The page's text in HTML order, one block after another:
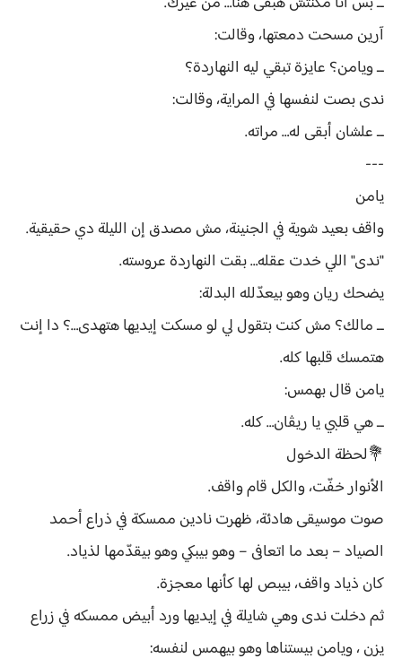
آرين مسحت دمعتها، وقالت:
ــ ويامن؟ عايزة تبقي ليه النهاردة؟
ندى بصت لنفسها في المراية، وقالت:
ــ علشان أبقى له… مراته.
---
يامن
واقف بعيد شوية في الجنينة، مش مصدق إن الليلة دي حقيقية.
"ندى" اللي خدت عقله… بقت النهاردة عروسته.
يضحك ريان وهو بيعدّلله البدلة:
ــ مالك؟ مش كنت بتقول لي لو مسكت إيديها هتهدى…؟ دا إنت
هتمسك قلبها كله.
يامن قال بهمس:
ــ هي قلبي يا ريڤان… كله.
💐لحظة الدخول
الأنوار خفّت، والكل قام واقف.
صوت موسيقى هادئة، ظهرت نادين ممسكة في ذراع أحمد
الصياد – بعد ما اتعافى – وهو بيبكي وهو بيقدّمها لذياد.
كان ذياد واقف، بيبص لها كأنها معجزة.
ثم دخلت ندى وهي شايلة في إيديها ورد أبيض ممسكه في زراع
يزن ، ويامن بيستناها وهو بيهمس لنفسه: